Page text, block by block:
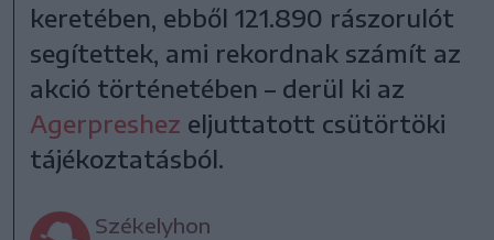
keretében, ebből 121.890 rászorulót
segítettek, ami rekordnak számít az
akció történetében – derül ki az
Agerpreshez eljuttatott csütörtöki
tájékoztatásból.
Székelyhon